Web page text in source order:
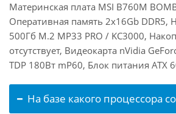
Материнская плата MSI B760M
Оперативная память 2x16Gb DDR5,
500Гб M.2 MP33 PRO / KC3000,
отсутствует, Видеокарта nVidia
TDP 180Вт mP60, Блок питания ATX
На базе какого процессора